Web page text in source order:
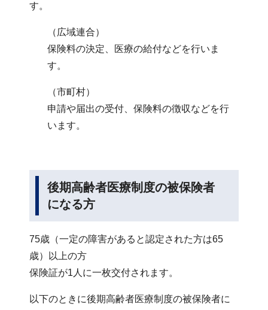
す。
（広域連合）
保険料の決定、医療の給付などを行いま
す。
（市町村）
申請や届出の受付、保険料の徴収などを行
います。
後期高齢者医療制度の被保険者
になる方
75歳（一定の障害があると認定された方は65
歳）以上の方
保険証が1人に一枚交付されます。
以下のときに後期高齢者医療制度の被保険者に